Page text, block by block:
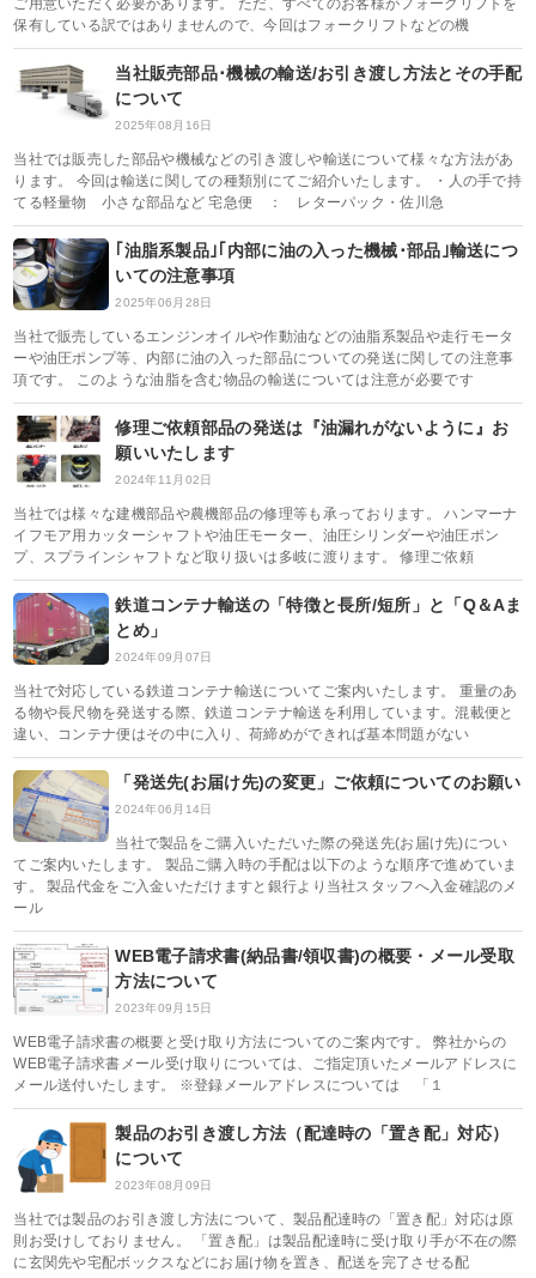
ご用意いただく必要があります。 ただ、すべてのお客様がフォークリフトを
保有している訳ではありませんので、今回はフォークリフトなどの機
当社販売部品･機械の輸送/お引き渡し方法とその手配
について
2025年08月16日
当社では販売した部品や機械などの引き渡しや輸送について様々な方法があ
ります。 今回は輸送に関しての種類別にてご紹介いたします。 ・人の手で持
てる軽量物 小さな部品など 宅急便 ： レターパック・佐川急
｢油脂系製品｣｢内部に油の入った機械･部品｣輸送につ
いての注意事項
2025年06月28日
当社で販売しているエンジンオイルや作動油などの油脂系製品や走行モータ
ーや油圧ポンプ等、内部に油の入った部品についての発送に関しての注意事
項です。 このような油脂を含む物品の輸送については注意が必要です
修理ご依頼部品の発送は『油漏れがないように』お
願いいたします
2024年11月02日
当社では様々な建機部品や農機部品の修理等も承っております。 ハンマーナ
イフモア用カッターシャフトや油圧モーター、油圧シリンダーや油圧ポン
プ、スプラインシャフトなど取り扱いは多岐に渡ります。 修理ご依頼
鉄道コンテナ輸送の「特徴と長所/短所」と「Q＆Aま
とめ」
2024年09月07日
当社で対応している鉄道コンテナ輸送についてご案内いたします。 重量のあ
る物や長尺物を発送する際、鉄道コンテナ輸送を利用しています。混載便と
違い、コンテナ便はその中に入り、荷締めができれば基本問題がない
「発送先(お届け先)の変更」ご依頼についてのお願い
2024年06月14日
当社で製品をご購入いただいた際の発送先(お届け先)につい
てご案内いたします。 製品ご購入時の手配は以下のような順序で進めていま
す。 製品代金をご入金いただけますと銀行より当社スタッフへ入金確認のメ
ール
WEB電子請求書(納品書/領収書)の概要・メール受取
方法について
2023年09月15日
WEB電子請求書の概要と受け取り方法についてのご案内です。 弊社からの
WEB電子請求書メール受け取りについては、ご指定頂いたメールアドレスに
メール送付いたします。 ※登録メールアドレスについては 「１
製品のお引き渡し方法（配達時の「置き配」対応）
について
2023年08月09日
当社では製品のお引き渡し方法について、製品配達時の「置き配」対応は原
則お受けしておりません。 「置き配」は製品配達時に受け取り手が不在の際
に玄関先や宅配ボックスなどにお届け物を置き、配送を完了させる配